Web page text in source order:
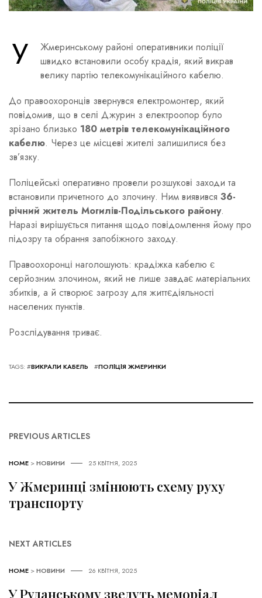
У
Жмеринському районі оперативники поліції
швидко встановили особу крадія, який викрав
велику партію телекомунікаційного кабелю.
До правоохоронців звернувся електромонтер, який
повідомив, що в селі Джурин з електроопор було
зрізано близько 180 метрів телекомунікаційного
кабелю. Через це місцеві жителі залишилися без
зв’язку.
Поліцейські оперативно провели розшукові заходи та
встановили причетного до злочину. Ним виявився 36-
річний житель Могилів-Подільського району.
Наразі вирішується питання щодо повідомлення йому про
підозру та обрання запобіжного заходу.
Правоохоронці наголошують: крадіжка кабелю є
серйозним злочином, який не лише завдає матеріальних
збитків, а й створює загрозу для життєдіяльності
населених пунктів.
Розслідування триває.
TAGS: #ВИКРАЛИ КАБЕЛЬ #ПОЛІЦІЯ ЖМЕРИНКИ
PREVIOUS ARTICLES
HOME >НОВИНИ 25 КВІТНЯ, 2025
У Жмеринці змінюють схему руху
транспорту
NEXT ARTICLES
HOME >НОВИНИ 26 КВІТНЯ, 2025
У Руданському зведуть меморіал